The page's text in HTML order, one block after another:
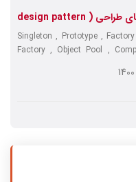
دوره آموزشی الگوهای طراحی ( design pattern
Singleton , Prototype ,
Factory , Object Pool ,
,